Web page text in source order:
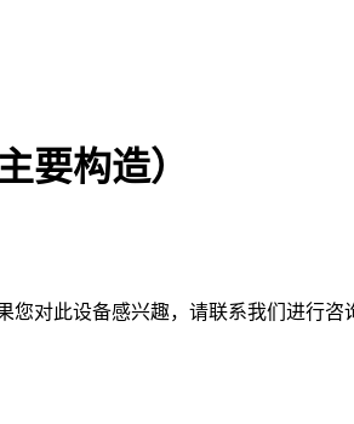
要构造）
您对此设备感兴趣，请联系我们进行咨